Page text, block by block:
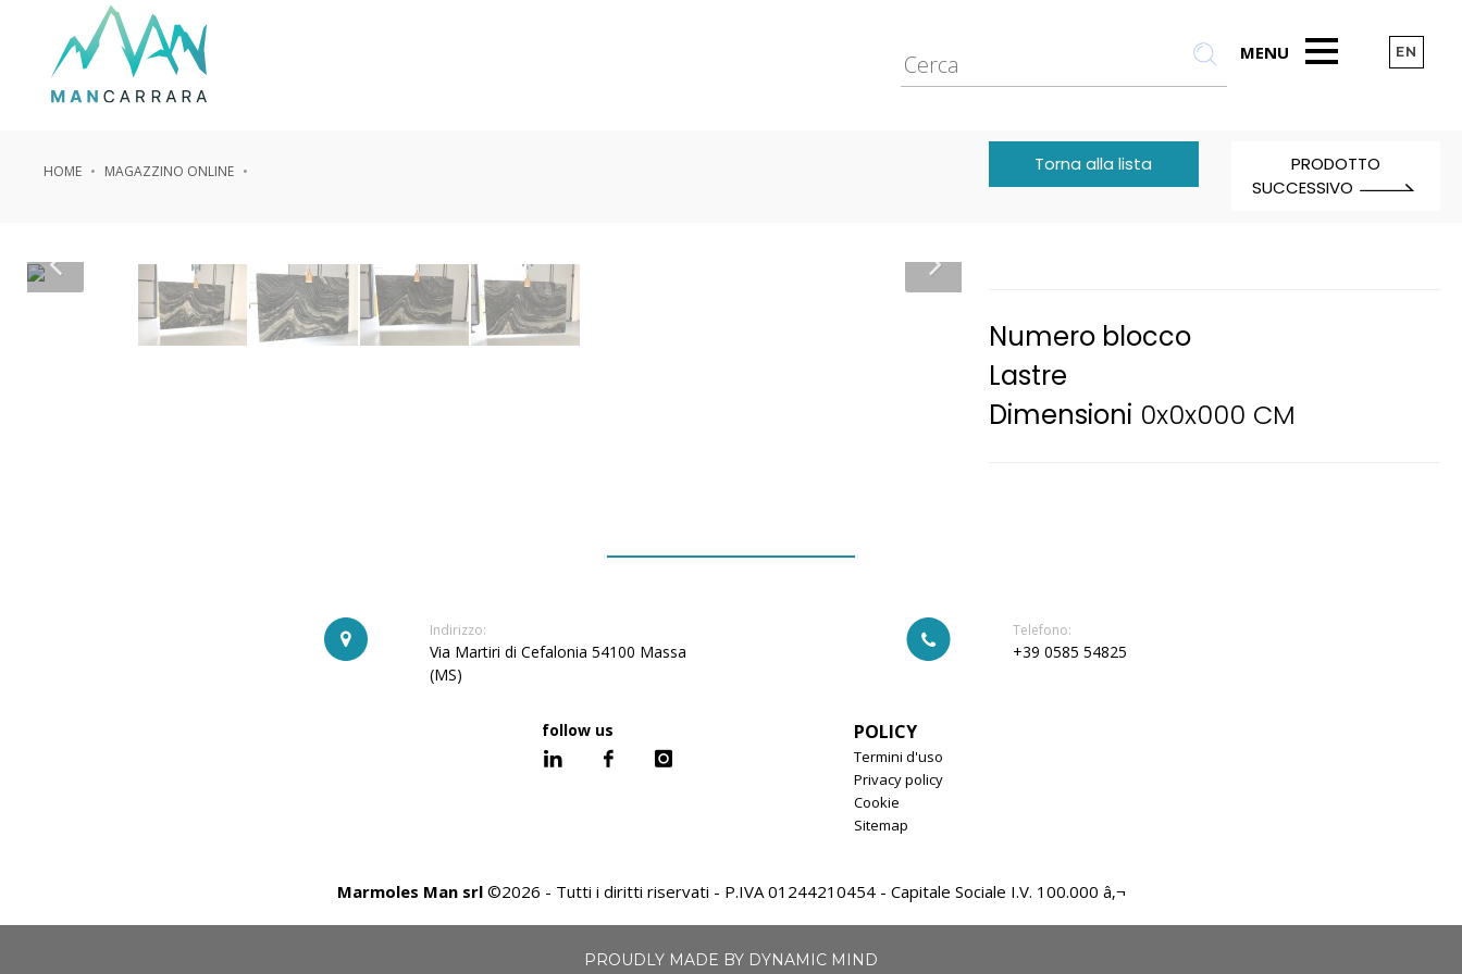
MENU EN
HOME MAGAZZINO ONLINE Torna alla lista
PRODOTTO
SUCCESSIVO
Numero blocco
Lastre
Dimensioni 0x0x000 CM
Indirizzo:
Via Martiri di Cefalonia 54100 Massa
(MS)
Telefono:
+39 0585 54825
follow us POLICY
Termini d'uso
Privacy policy
Cookie
Sitemap
Marmoles Man srl©2026 - Tutti i diritti riservati - P.IVA 01244210454 - Capitale Sociale I.V. 100.000 â‚¬
PROUDLY MADE BY DYNAMIC MIND